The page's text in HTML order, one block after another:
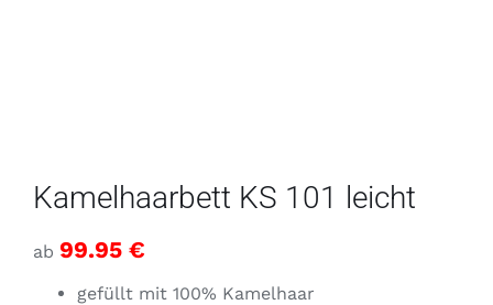
Kamelhaarbett KS 101 leicht
ab 99.95 €
gefüllt mit 100% Kamelhaar